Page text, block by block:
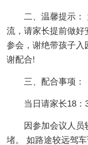
二、温馨提示：
流，请家长提前做好
参会，谢绝带孩子入
谢配合!
三、配合事项：
当日请家长18：
因参加会议人员
堵。 如路途较远驾